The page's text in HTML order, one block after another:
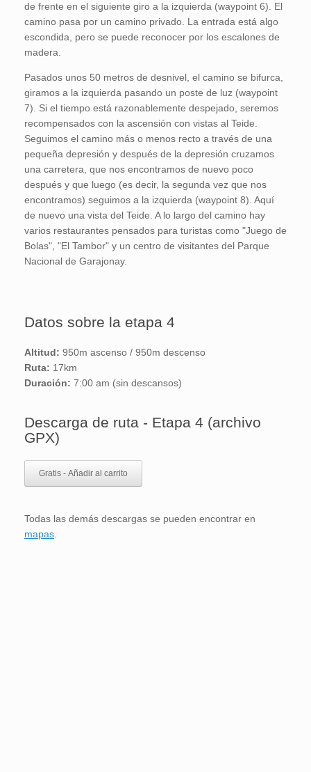
de frente en el siguiente giro a la izquierda (waypoint 6). El
camino pasa por un camino privado. La entrada está algo
escondida, pero se puede reconocer por los escalones de
madera.
Pasados unos 50 metros de desnivel, el camino se bifurca,
giramos a la izquierda pasando un poste de luz (waypoint
7). Si el tiempo está razonablemente despejado, seremos
recompensados con la ascensión con vistas al Teide.
Seguimos el camino más o menos recto a través de una
pequeña depresión y después de la depresión cruzamos
una carretera, que nos encontramos de nuevo poco
después y que luego (es decir, la segunda vez que nos
encontramos) seguimos a la izquierda (waypoint 8). Aquí
de nuevo una vista del Teide. A lo largo del camino hay
varios restaurantes pensados para turistas como "Juego de
Bolas", "El Tambor" y un centro de visitantes del Parque
Nacional de Garajonay.
Datos sobre la etapa 4
Altitud: 950m ascenso / 950m descenso
Ruta: 17km
Duración: 7:00 am (sin descansos)
Descarga de ruta - Etapa 4 (archivo
GPX)
Gratis - Añadir al carrito
Todas las demás descargas se pueden encontrar en
mapas